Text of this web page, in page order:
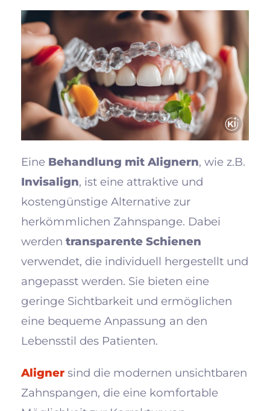
Eine Behandlung mit Alignern, wie z.B.
Invisalign, ist eine attraktive und
kostengünstige Alternative zur
herkömmlichen Zahnspange. Dabei
werden transparente Schienen
verwendet, die individuell hergestellt und
angepasst werden. Sie bieten eine
geringe Sichtbarkeit und ermöglichen
eine bequeme Anpassung an den
Lebensstil des Patienten.
Aligner sind die modernen unsichtbaren
Zahnspangen, die eine komfortable